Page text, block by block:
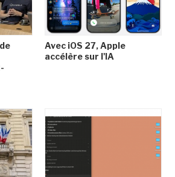
Avec iOS 27, Apple
accélère sur l'IA